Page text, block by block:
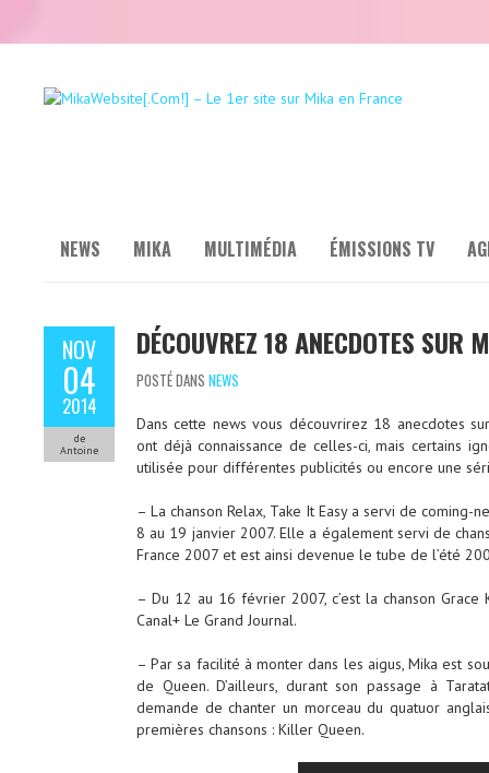
NEWS MIKA MULTIMÉDIA ÉMISSIONS TV
NOV
04
2014
de
Antoine
DÉCOUVREZ 18 ANECDOTES SUR
POSTÉ DANS NEWS
Dans cette news vous découvrirez 18 anecdotes
ont déjà connaissance de celles-ci, mais certains
utilisée pour différentes publicités ou encore une
– La chanson Relax, Take It Easy a servi de coming-
8 au 19 janvier 2007. Elle a également servi de
France 2007 et est ainsi devenue le tube de l’été
– Du 12 au 16 février 2007, c’est la chanson
Canal+ Le Grand Journal.
– Par sa facilité à monter dans les aigus, Mika est
de Queen. D’ailleurs, durant son passage à
demande de chanter un morceau du quatuor
premières chansons : Killer Queen.